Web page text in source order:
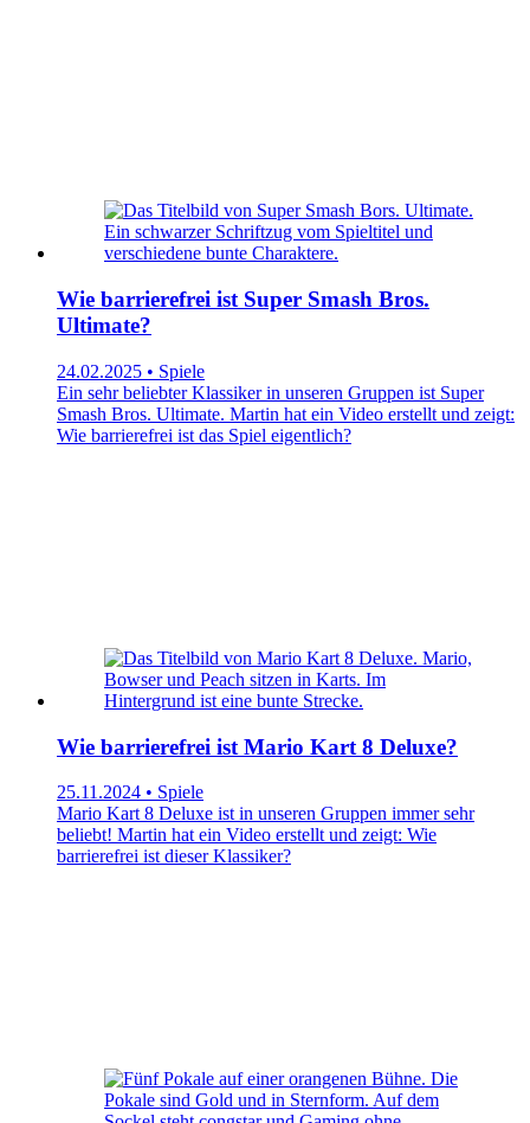
Wie barrierefrei ist Super Smash Bros.
Ultimate?
24.02.2025 • Spiele
Ein sehr beliebter Klassiker in unseren Gruppen ist Super
Smash Bros. Ultimate. Martin hat ein Video erstellt und zeigt:
Wie barrierefrei ist das Spiel eigentlich?
Wie barrierefrei ist Mario Kart 8 Deluxe?
25.11.2024 • Spiele
Mario Kart 8 Deluxe ist in unseren Gruppen immer sehr
beliebt! Martin hat ein Video erstellt und zeigt: Wie
barrierefrei ist dieser Klassiker?